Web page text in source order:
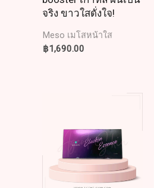
จริง ขาวใสดั่งใจ!
Meso เมโสหน้าใส
฿1,690.00